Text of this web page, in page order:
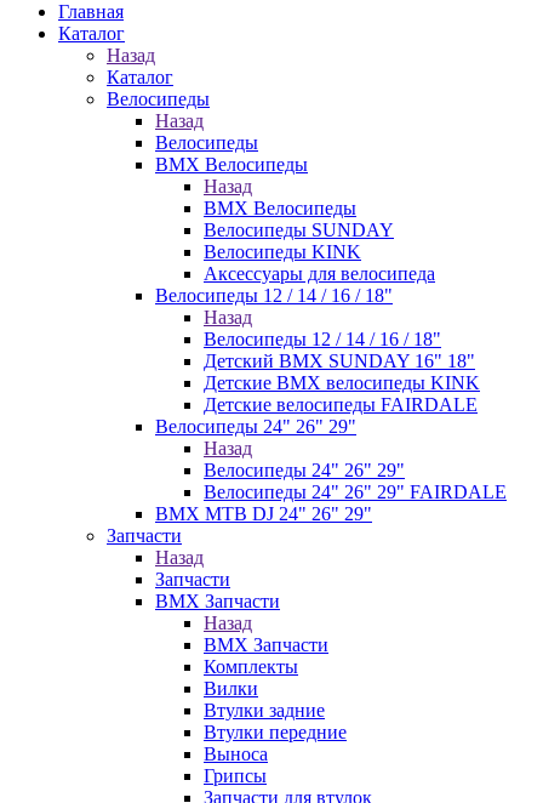
Главная
Каталог
Назад
Каталог
Велосипеды
Назад
Велосипеды
BMX Велосипеды
Назад
BMX Велосипеды
Велосипеды SUNDAY
Велосипеды KINK
Аксессуары для велосипеда
Велосипеды 12 / 14 / 16 / 18"
Назад
Велосипеды 12 / 14 / 16 / 18"
Детский BMX SUNDAY 16" 18"
Детские BMX велосипеды KINK
Детские велосипеды FAIRDALE
Велосипеды 24" 26" 29"
Назад
Велосипеды 24" 26" 29"
Велосипеды 24" 26" 29" FAIRDALE
BMX MTB DJ 24" 26" 29"
Запчасти
Назад
Запчасти
BMX Запчасти
Назад
BMX Запчасти
Комплекты
Вилки
Втулки задние
Втулки передние
Выноса
Грипсы
Запчасти для втулок